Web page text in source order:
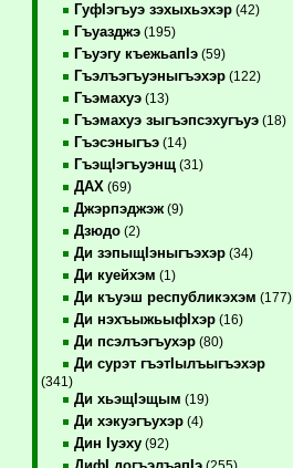
ГуфIэгъуэ зэхыхьэхэр(42)
Гъуазджэ(195)
Гъуэгу къежьапIэ(59)
Гъэлъэгъуэныгъэхэр(122)
Гъэмахуэ(13)
Гъэмахуэ зыгъэпсэхугъуэ(18)
Гъэсэныгъэ(14)
ГъэщIэгъуэнщ(31)
ДАХ (69)
Джэрпэджэж(9)
Дзюдо(2)
Ди зэпыщIэныгъэхэр(34)
Ди куейхэм (1)
Ди къуэш республикэхэм (177)
Ди нэхъыжьыфIхэр(16)
Ди псэлъэгъухэр(80)
Ди сурэт гъэтIылъыгъэхэр
(341)
Ди хьэщIэщым (19)
Ди хэкуэгъухэр(4)
Дин Iуэху(92)
(255)